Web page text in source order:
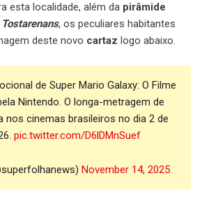
esta localidade, além da pirâmide
Tostarenans, os peculiares habitantes
deste novo cartaz logo abaixo.
de Super Mario Galaxy: O Filme
Nintendo. O longa-metragem de
nos cinemas brasileiros no dia 2 de
pic.twitter.com/D6lDMnSuef
November 14, 2025